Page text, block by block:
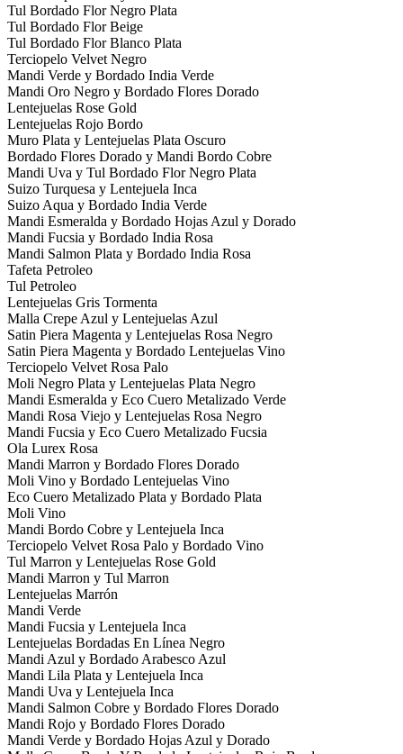
Tul Bordado Flor Negro Plata
Tul Bordado Flor Beige
Tul Bordado Flor Blanco Plata
Terciopelo Velvet Negro
Mandi Verde y Bordado India Verde
Mandi Oro Negro y Bordado Flores Dorado
Lentejuelas Rose Gold
Lentejuelas Rojo Bordo
Muro Plata y Lentejuelas Plata Oscuro
Bordado Flores Dorado y Mandi Bordo Cobre
Mandi Uva y Tul Bordado Flor Negro Plata
Suizo Turquesa y Lentejuela Inca
Suizo Aqua y Bordado India Verde
Mandi Esmeralda y Bordado Hojas Azul y Dorado
Mandi Fucsia y Bordado India Rosa
Mandi Salmon Plata y Bordado India Rosa
Tafeta Petroleo
Tul Petroleo
Lentejuelas Gris Tormenta
Malla Crepe Azul y Lentejuelas Azul
Satin Piera Magenta y Lentejuelas Rosa Negro
Satin Piera Magenta y Bordado Lentejuelas Vino
Terciopelo Velvet Rosa Palo
Moli Negro Plata y Lentejuelas Plata Negro
Mandi Esmeralda y Eco Cuero Metalizado Verde
Mandi Rosa Viejo y Lentejuelas Rosa Negro
Mandi Fucsia y Eco Cuero Metalizado Fucsia
Ola Lurex Rosa
Mandi Marron y Bordado Flores Dorado
Moli Vino y Bordado Lentejuelas Vino
Eco Cuero Metalizado Plata y Bordado Plata
Moli Vino
Mandi Bordo Cobre y Lentejuela Inca
Terciopelo Velvet Rosa Palo y Bordado Vino
Tul Marron y Lentejuelas Rose Gold
Mandi Marron y Tul Marron
Lentejuelas Marrón
Mandi Verde
Mandi Fucsia y Lentejuela Inca
Lentejuelas Bordadas En Línea Negro
Mandi Azul y Bordado Arabesco Azul
Mandi Lila Plata y Lentejuela Inca
Mandi Uva y Lentejuela Inca
Mandi Salmon Cobre y Bordado Flores Dorado
Mandi Rojo y Bordado Flores Dorado
Mandi Verde y Bordado Hojas Azul y Dorado